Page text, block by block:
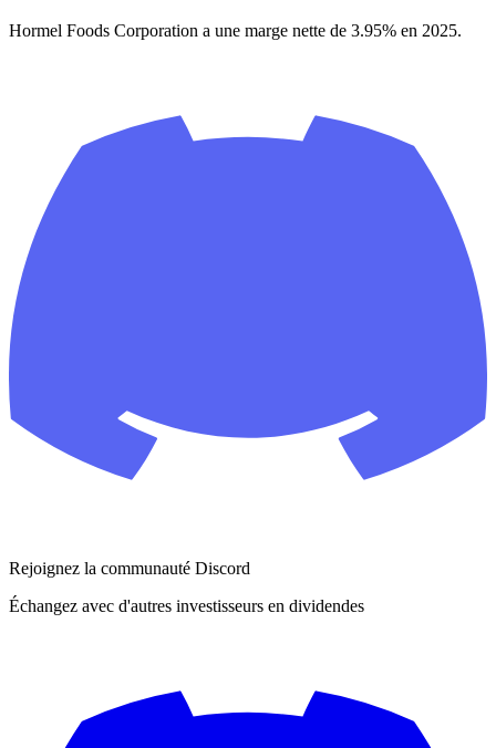
Hormel Foods Corporation a une marge nette de 3.95% en 2025.
Rejoignez la communauté Discord
Échangez avec d'autres investisseurs en dividendes